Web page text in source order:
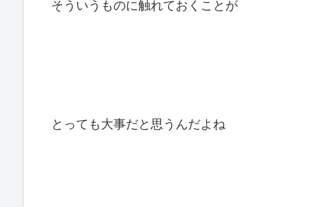
そういうものに触れておくことが
とっても大事だと思うんだよね